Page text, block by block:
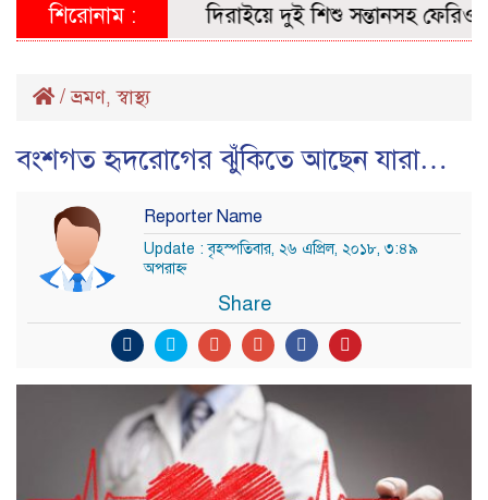
শিরোনাম : দিরাইয়ে দুই শিশু সন্তানসহ
/ভ্রমণ,স্বাস্থ্য
বংশগত হৃদরোগের ঝুঁকিতে আছেন যারা…
Reporter Name
Update : বৃহস্পতিবার, ২৬ এপ্রিল, ২০১৮, ৩:৪৯
অপরাহ্ণ
Share